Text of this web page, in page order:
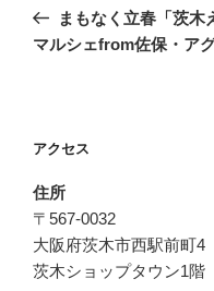
ナ
シ
ョ
ン
の
投
まもなく立春「茨木
マルシェfrom佐保・ア
アクセス
住所
〒567-0032
大阪府茨木市西駅前町4
茨木ショップタウン1階